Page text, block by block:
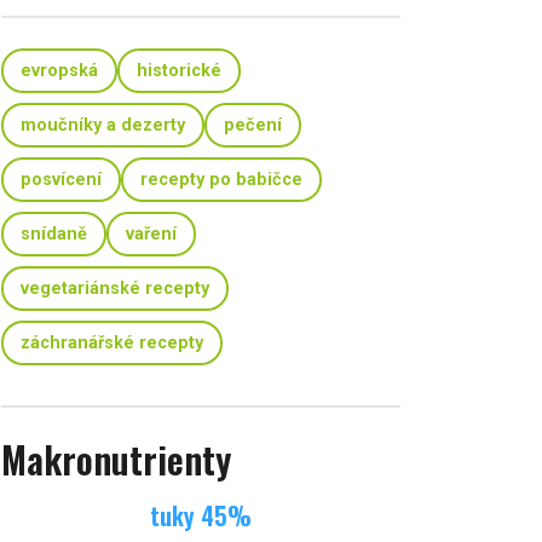
evropská historické
moučníky a dezerty pečení
posvícení recepty po babičce
snídaně vaření
vegetariánské recepty
záchranářské recepty
Makronutrienty
tuky 45%